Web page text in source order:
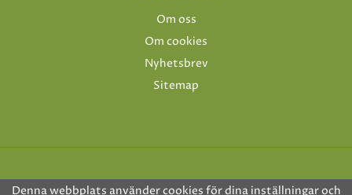
Om oss
Om cookies
Nyhetsbrev
Sitemap
Denna webbplats använder cookies för dina inställningar och